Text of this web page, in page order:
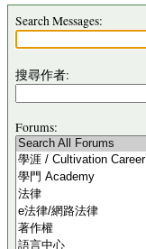
Search Messages:
搜尋作者:
Forums: